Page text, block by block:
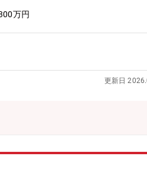
各プロジェクトの担当として、現状
改善を推進していただきます。当社
主体とした運用を行っています。定
ただきます。◆IHIグループ全体のル
の移行・運用に対する設計・要件定
度化/AI活用に向けたクラウド環境
託先の選定・管理◆ヘルプデスク
重工メーカーの最前線拠点で、業界
万円
更新日